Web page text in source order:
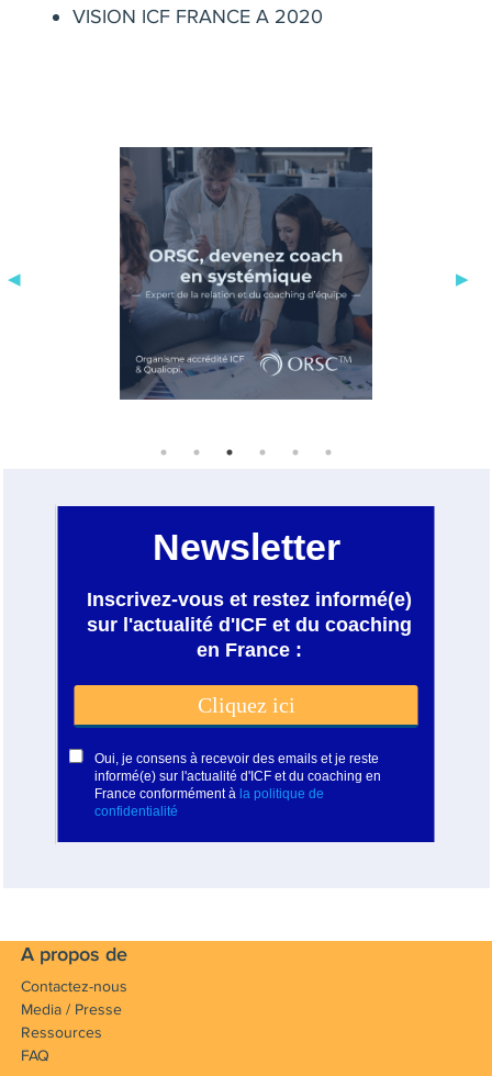
VISION ICF FRANCE A 2020
A propos de
Contactez-nous
Media / Presse
Ressources
FAQ